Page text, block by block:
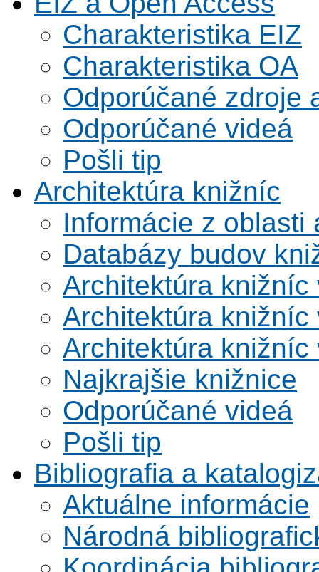
Charakteristika EIZ
Charakteristika OA
Odporúčané zdroje
Odporúčané videá
Pošli tip
Architektúra knižníc
Informácie z oblasti
Databázy budov
Architektúra knižníc
Architektúra knižníc
Architektúra knižníc
Najkrajšie knižnice
Odporúčané videá
Pošli tip
Bibliografia a
Aktuálne informácie
Národná